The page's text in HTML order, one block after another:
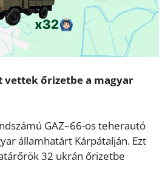
vettek őrizetbe a magyar
GAZ–66-os teherautó
államhatárt Kárpátalján. Ezt
32 ukrán őrizetbe